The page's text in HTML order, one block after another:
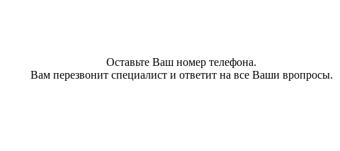
Оставьте Ваш номер телефона.
Вам перезвонит специалист и ответит на все Ваши вропросы.